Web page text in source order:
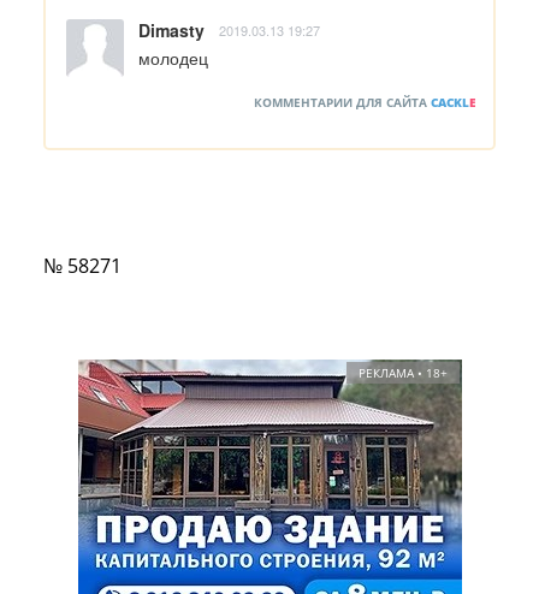
Dimasty 2019.03.13 19:27
молодец
КОММЕНТАРИИ ДЛЯ САЙТА CACKLE
№ 58271
РЕКЛАМА • 18+